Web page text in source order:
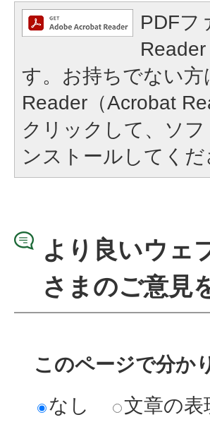
PDFフ
す。お持ちでない
Reader（Acrobat
クリックして、ソ
ンストールしてくだ
より良いウェ
さまのご意見
このページで分か
なし
文章の表